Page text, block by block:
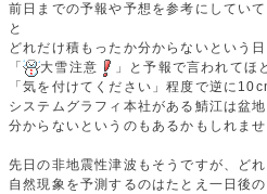
前日までの予報や予想を参考にしてい
と
どれだけ積もったか分からないという
「
大雪注意
」と予報で言われてほ
「気を付けてください」程度で逆に
システムグラフィ本社がある鯖江は盆
分からないというのもあるかもしれませ
先日の非地震性津波もそうですが、ど
自然現象を予測するのはたとえ一日後